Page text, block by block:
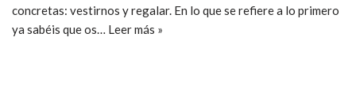
concretas: vestirnos y regalar. En lo que se refiere a lo primero
ya sabéis que os… Leer más »